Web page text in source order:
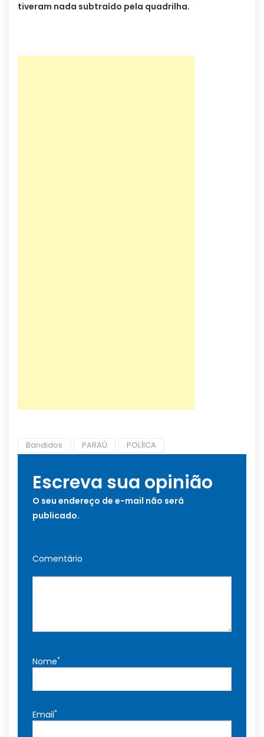
tiveram nada subtraído pela quadrilha.
Bandidos PARAÚ POLÍICA
Escreva sua opinião
O seu endereço de e-mail não será
publicado.
Comentário
Nome*
Email*